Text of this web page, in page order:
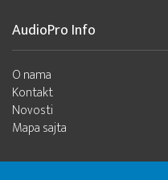
AudioPro Info
O nama
Kontakt
Novosti
Mapa sajta